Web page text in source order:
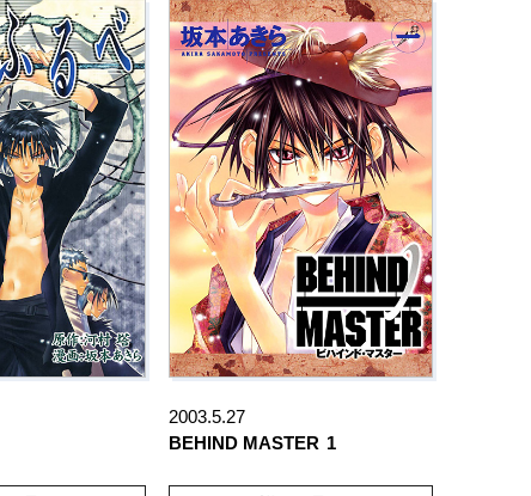
2003.5.27
BEHIND MASTER 1